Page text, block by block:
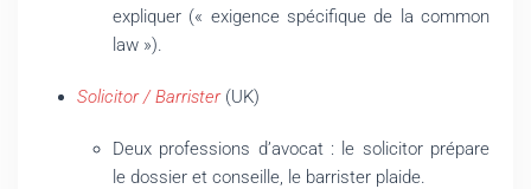
expliquer (« exigence spécifique de la common
law »).
Solicitor / Barrister(UK)
Deux professions d’avocat : le solicitor prépare
le dossier et conseille, le barrister plaide.